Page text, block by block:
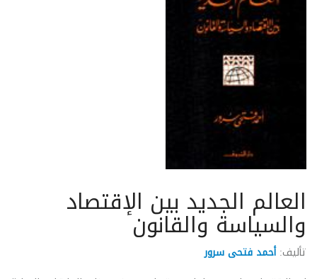
العالم الجديد بين الإقتصاد
والسياسة والقانون
تأليف:أحمد فتحى سرور